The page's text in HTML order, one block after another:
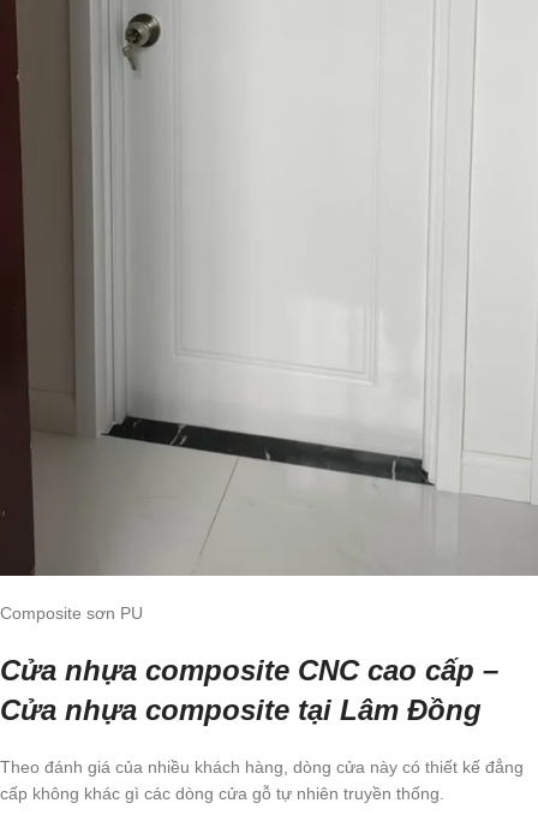
Composite sơn PU
Cửa nhựa composite CNC cao cấp –
Cửa nhựa composite tại Lâm Đồng
Theo đánh giá của nhiều khách hàng, dòng cửa này có thiết kế đẳng
cấp không khác gì các dòng cửa gỗ tự nhiên truyền thống.